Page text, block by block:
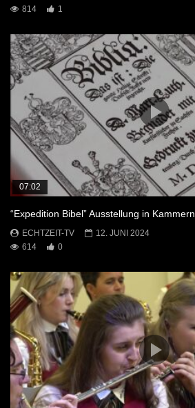
814
1
07:02
“Expedition Bibel” Ausstellung in Kammern
ECHTZEIT-TV
12. JUNI 2024
614
0